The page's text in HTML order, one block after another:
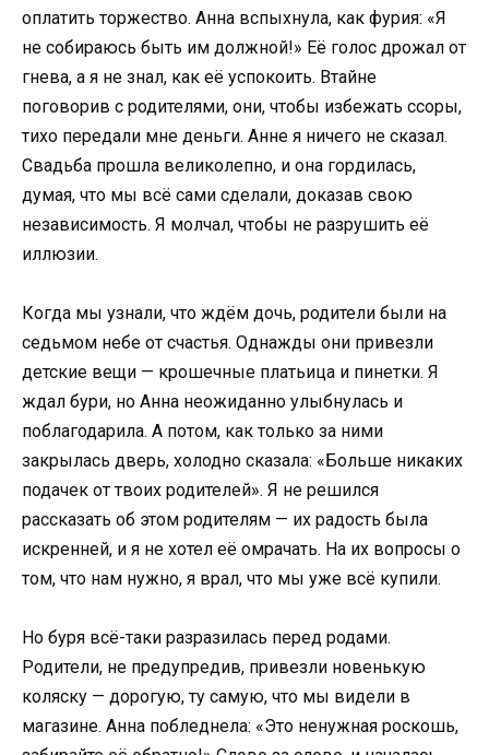
оплатить торжество. Анна вспыхнула, как фурия: «Я
не собираюсь быть им должной!» Её голос дрожал от
гнева, а я не знал, как её успокоить. Втайне
поговорив с родителями, они, чтобы избежать ссоры,
тихо передали мне деньги. Анне я ничего не сказал.
Свадьба прошла великолепно, и она гордилась,
думая, что мы всё сами сделали, доказав свою
независимость. Я молчал, чтобы не разрушить её
иллюзии.
Когда мы узнали, что ждём дочь, родители были на
седьмом небе от счастья. Однажды они привезли
детские вещи — крошечные платьица и пинетки. Я
ждал бури, но Анна неожиданно улыбнулась и
поблагодарила. А потом, как только за ними
закрылась дверь, холодно сказала: «Больше никаких
подачек от твоих родителей». Я не решился
рассказать об этом родителям — их радость была
искренней, и я не хотел её омрачать. На их вопросы о
том, что нам нужно, я врал, что мы уже всё купили.
Но буря всё-таки разразилась перед родами.
Родители, не предупредив, привезли новенькую
коляску — дорогую, ту самую, что мы видели в
магазине. Анна побледнела: «Это ненужная роскошь,